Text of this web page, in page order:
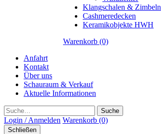
Klangschalen & Zimbeln
Cashmeredecken
Keramikobjekte HWH
Warenkorb (0)
Anfahrt
Kontakt
Über uns
Schauraum & Verkauf
Aktuelle Informationen
Suche
Login / Anmelden Warenkorb (0)
Schließen